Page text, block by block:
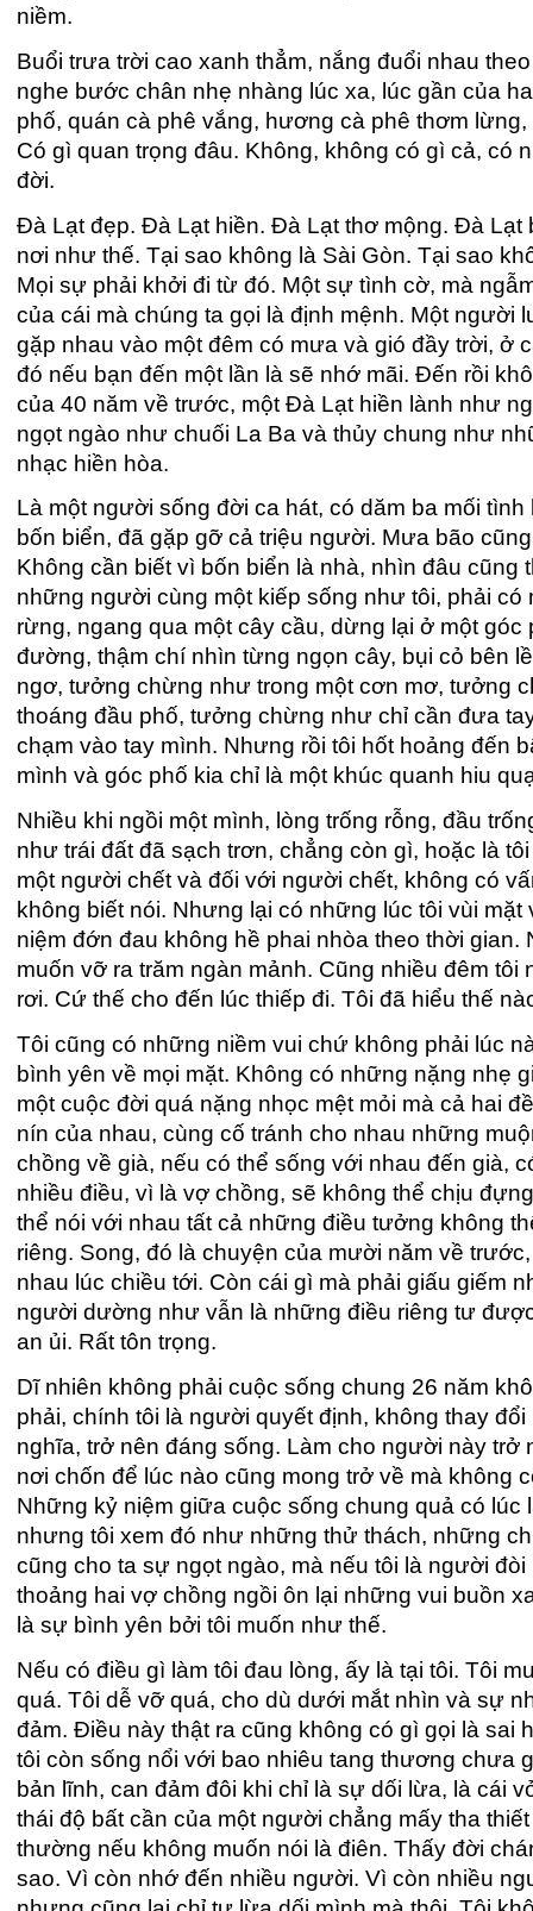
niềm.
Buổi trưa trời cao xanh thẳm, nắng đuổi nhau
nghe bước chân nhẹ nhàng lúc xa, lúc gần của
phố, quán cà phê vắng, hương cà phê thơm
Có gì quan trọng đâu. Không, không có gì cả, có
đời.
Đà Lạt đẹp. Đà Lạt hiền. Đà Lạt thơ mộng. Đà
nơi như thế. Tại sao không là Sài Gòn. Tại sao
Mọi sự phải khởi đi từ đó. Một sự tình cờ, mà
của cái mà chúng ta gọi là định mệnh. Một
gặp nhau vào một đêm có mưa và gió đầy trời, ở
đó nếu bạn đến một lần là sẽ nhớ mãi. Đến rồi
của 40 năm về trước, một Đà Lạt hiền lành như
ngọt ngào như chuối La Ba và thủy chung như
nhạc hiền hòa.
Là một người sống đời ca hát, có dăm ba mối
bốn biển, đã gặp gỡ cả triệu người. Mưa bão
Không cần biết vì bốn biển là nhà, nhìn đâu
những người cùng một kiếp sống như tôi, phải
rừng, ngang qua một cây cầu, dừng lại ở một
đường, thậm chí nhìn từng ngọn cây, bụi cỏ bên
ngơ, tưởng chừng như trong một cơn mơ, tưởng
thoáng đầu phố, tưởng chừng như chỉ cần đưa
chạm vào tay mình. Nhưng rồi tôi hốt hoảng đến
mình và góc phố kia chỉ là một khúc quanh hiu
Nhiều khi ngồi một mình, lòng trống rỗng, đầu
như trái đất đã sạch trơn, chẳng còn gì, hoặc là
một người chết và đối với người chết, không có
không biết nói. Nhưng lại có những lúc tôi vùi
niệm đớn đau không hề phai nhòa theo thời
muốn vỡ ra trăm ngàn mảnh. Cũng nhiều đêm
rơi. Cứ thế cho đến lúc thiếp đi. Tôi đã hiểu thế
Tôi cũng có những niềm vui chứ không phải lúc
bình yên về mọi mặt. Không có những nặng nhẹ
một cuộc đời quá nặng nhọc mệt mỏi mà cả hai
nín của nhau, cùng cố tránh cho nhau những
chồng về già, nếu có thể sống với nhau đến già,
nhiều điều, vì là vợ chồng, sẽ không thể chịu
thể nói với nhau tất cả những điều tưởng không
riêng. Song, đó là chuyện của mười năm về
nhau lúc chiều tới. Còn cái gì mà phải giấu giếm
người dường như vẫn là những điều riêng tư
an ủi. Rất tôn trọng.
Dĩ nhiên không phải cuộc sống chung 26 năm
phải, chính tôi là người quyết định, không thay
nghĩa, trở nên đáng sống. Làm cho người này
nơi chốn để lúc nào cũng mong trở về mà
Những kỷ niệm giữa cuộc sống chung quả có lúc
nhưng tôi xem đó như những thử thách, những
cũng cho ta sự ngọt ngào, mà nếu tôi là người
thoảng hai vợ chồng ngồi ôn lại những vui buồn
là sự bình yên bởi tôi muốn như thế.
Nếu có điều gì làm tôi đau lòng, ấy là tại tôi. Tôi
quá. Tôi dễ vỡ quá, cho dù dưới mắt nhìn và sự
đảm. Điều này thật ra cũng không có gì gọi là sai
tôi còn sống nổi với bao nhiêu tang thương chưa
bản lĩnh, can đảm đôi khi chỉ là sự dối lừa, là cái
thái độ bất cần của một người chẳng mấy tha
thường nếu không muốn nói là điên. Thấy đời
sao. Vì còn nhớ đến nhiều người. Vì còn nhiều